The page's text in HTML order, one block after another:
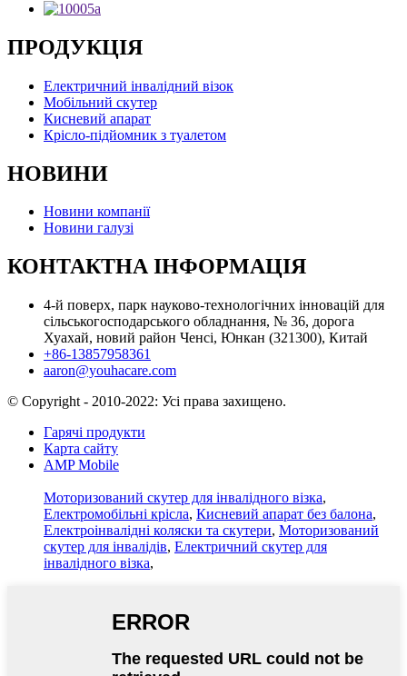
ПРОДУКЦІЯ
Електричний інвалідний візок
Мобільний скутер
Кисневий апарат
Крісло-підйомник з туалетом
НОВИНИ
Новини компанії
Новини галузі
КОНТАКТНА ІНФОРМАЦІЯ
4-й поверх, парк науково-технологічних інновацій для
сільськогосподарського обладнання, № 36, дорога
Хуахай, новий район Ченсі, Юнкан (321300), Китай
+86-13857958361
aaron@youhacare.com
© Copyright - 2010-2022: Усі права захищено.
Гарячі продукти
Карта сайту
AMP Mobile
Моторизований скутер для інвалідного візка,
Електромобільні крісла, Кисневий апарат без балона,
Електроінвалідні коляски та скутери, Моторизований
скутер для інвалідів, Електричний скутер для
інвалідного візка,